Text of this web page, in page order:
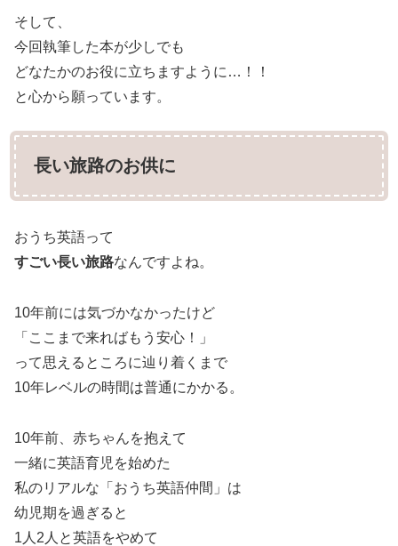
そして、
今回執筆した本が少しでも
どなたかのお役に立ちますように…！！
と心から願っています。
長い旅路のお供に
おうち英語って
すごい長い旅路なんですよね。
10年前には気づかなかったけど
「ここまで来ればもう安心！」
って思えるところに辿り着くまで
10年レベルの時間は普通にかかる。
10年前、赤ちゃんを抱えて
一緒に英語育児を始めた
私のリアルな「おうち英語仲間」は
幼児期を過ぎると
1人2人と英語をやめて